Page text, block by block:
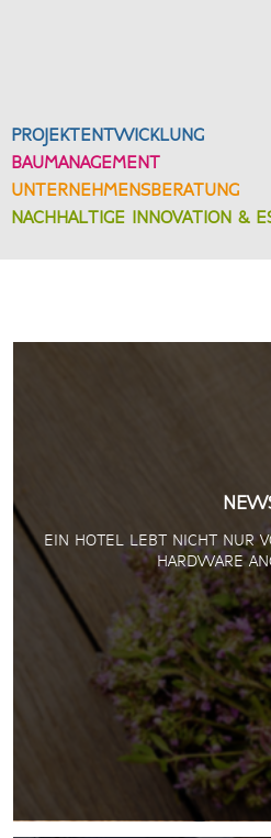
PROJEKTENTWICKLUNG
BAUMANAGEMENT
UNTERNEHMENSBERATUNG
NACHHALTIGE INNOVATION &
EIN HOTEL LEBT NICHT NUR
HARDWARE